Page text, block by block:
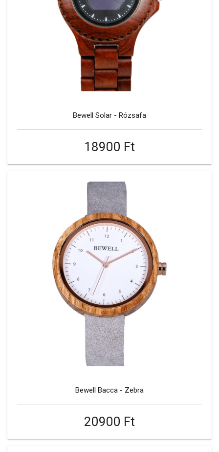
Bewell Solar - Rózsafa
18900 Ft
Bewell Bacca - Zebra
20900 Ft